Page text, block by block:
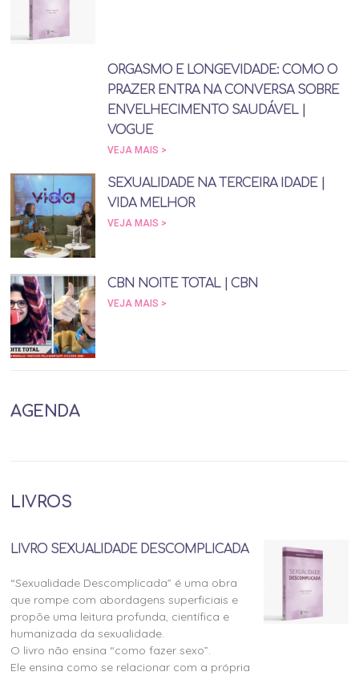
ORGASMO E LONGEVIDADE: COMO O
PRAZER ENTRA NA CONVERSA SOBRE
ENVELHECIMENTO SAUDÁVEL |
VOGUE
VEJA MAIS >
SEXUALIDADE NA TERCEIRA IDADE |
VIDA MELHOR
VEJA MAIS >
CBN NOITE TOTAL | CBN
VEJA MAIS >
AGENDA
LIVROS
LIVRO SEXUALIDADE DESCOMPLICADA
“Sexualidade Descomplicada” é uma obra
que rompe com abordagens superficiais e
propõe uma leitura profunda, científica e
humanizada da sexualidade.
O livro não ensina “como fazer sexo”.
Ele ensina como se relacionar com a própria